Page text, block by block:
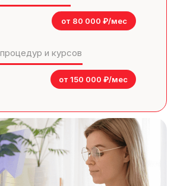
и курсов
от 150 000 ₽/мес
от 80 000 ₽/мес